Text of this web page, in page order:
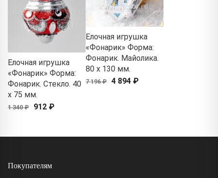
Елочная игрушка
«Фонарик» Форма:
Фонарик. Стекло. 40
x 75 мм.
1 340 ₽ 912 ₽
Елочная игрушка
«Фонарик» Форма:
Фонарик. Майолика.
80 x 130 мм.
7 196 ₽ 4 894 ₽
Покупателям